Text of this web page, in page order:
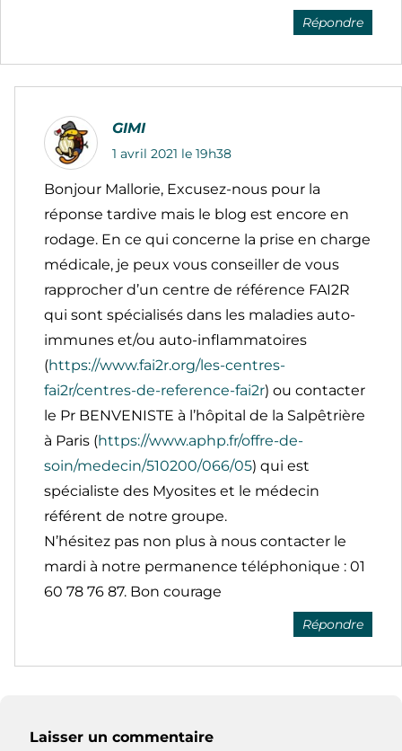
Répondre
GIMI
1 avril 2021 le 19h38
Bonjour Mallorie, Excusez-nous pour la
réponse tardive mais le blog est encore en
rodage. En ce qui concerne la prise en charge
médicale, je peux vous conseiller de vous
rapprocher d’un centre de référence FAI2R
qui sont spécialisés dans les maladies auto-
immunes et/ou auto-inflammatoires
(https://www.fai2r.org/les-centres-
fai2r/centres-de-reference-fai2r) ou contacter
le Pr BENVENISTE à l’hôpital de la Salpêtrière
à Paris (https://www.aphp.fr/offre-de-
soin/medecin/510200/066/05) qui est
spécialiste des Myosites et le médecin
référent de notre groupe.
N’hésitez pas non plus à nous contacter le
mardi à notre permanence téléphonique : 01
60 78 76 87. Bon courage
Répondre
Laisser un commentaire